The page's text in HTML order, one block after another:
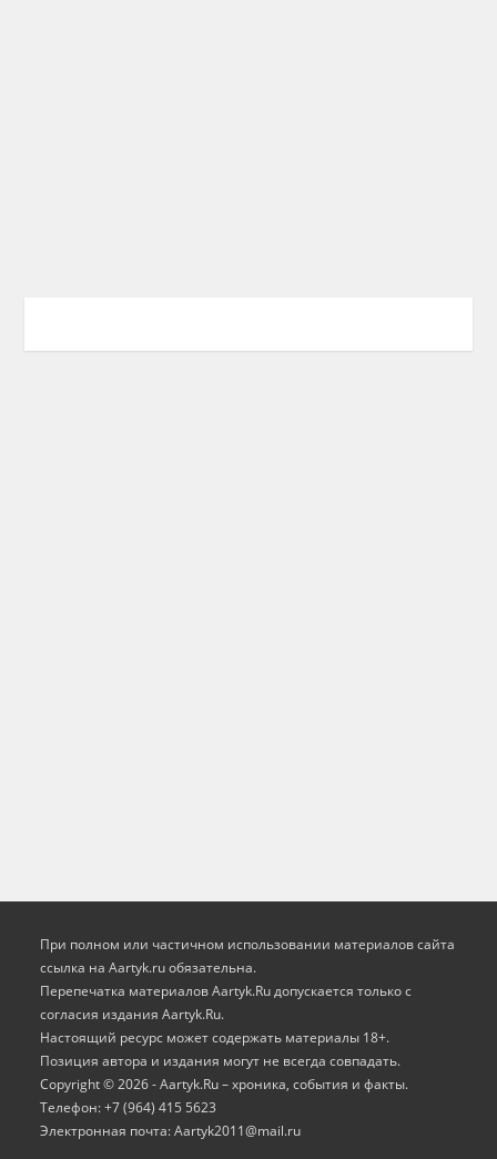
При полном или частичном использовании материалов сайта
ссылка на Aartyk.ru oбязательна.
Перепечатка материалов Aartyk.Ru допускается только с
согласия издания Aartyk.Ru.
Настоящий ресурс может содержать материалы 18+.
Позиция автора и издания могут не всегда совпадать.
Copyright © 2026 - Aartyk.Ru – хроника, события и факты.
Телефон: +7 (964) 415 5623
Электронная почта: Aartyk2011@mail.ru